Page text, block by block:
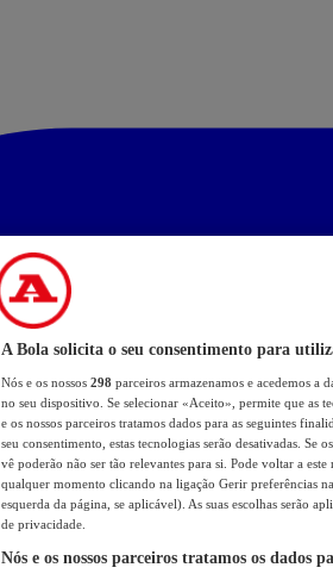
A Bola solicita o seu consentimento para
Nós e os nossos 298 parceiros armazenamos e acedemos a
no seu dispositivo. Se selecionar «Aceito», permite que as
e os nossos parceiros tratamos dados para as seguintes
seu consentimento, estas tecnologias serão desativadas. Se
vê poderão não ser tão relevantes para si. Pode voltar a
qualquer momento clicando na ligação Gerir preferências
esquerda da página, se aplicável). As suas escolhas serão
de privacidade.
Nós e os nossos parceiros tratamos os dados